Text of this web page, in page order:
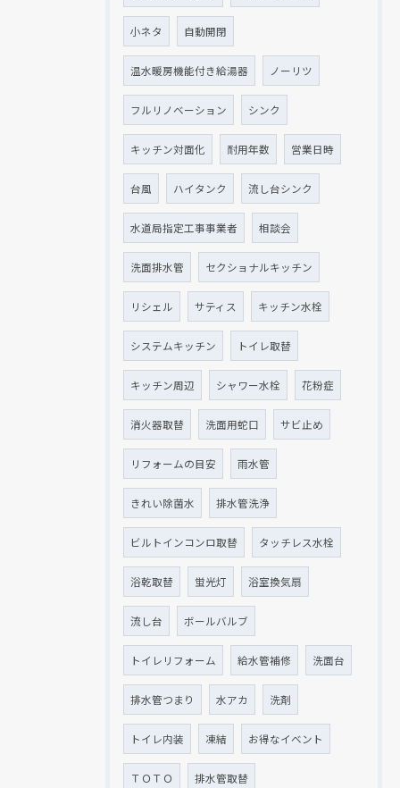
小ネタ 自動開閉
温水暖房機能付き給湯器 ノーリツ
フルリノベーション シンク
キッチン対面化 耐用年数 営業日時
台風 ハイタンク 流し台シンク
水道局指定工事事業者 相談会
洗面排水管 セクショナルキッチン
リシェル サティス キッチン水栓
システムキッチン トイレ取替
キッチン周辺 シャワー水栓 花粉症
消火器取替 洗面用蛇口 サビ止め
リフォームの目安 雨水管
きれい除菌水 排水管洗浄
ビルトインコンロ取替 タッチレス水栓
浴乾取替 蛍光灯 浴室換気扇
流し台 ボールバルブ
トイレリフォーム 給水管補修 洗面台
排水管つまり 水アカ 洗剤
トイレ内装 凍結 お得なイベント
ＴＯＴＯ 排水管取替